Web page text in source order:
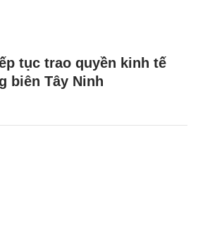
tục trao quyền kinh tế
biên Tây Ninh